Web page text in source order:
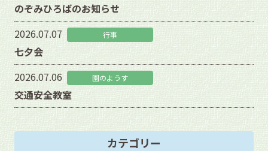
のぞみひろばのお知らせ
2026.07.07
行事
七夕会
2026.07.06
園のようす
交通安全教室
カテゴリー